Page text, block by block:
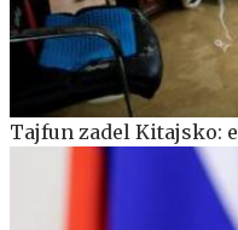
Tajfun zadel Kitajsko: